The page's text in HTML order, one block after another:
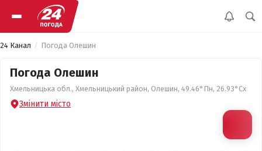
24 Канал Погода Олешин
Погода Олешин
Хмельницька обл., Хмельницький район, Олешин, 49.46°Пн, 26.93°Сх
Змінити місто